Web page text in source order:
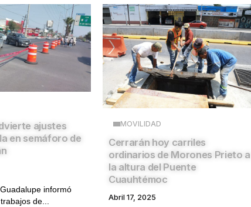
ajustes
en semáforo de
informó
de...
MOVILIDAD
Cerrarán hoy carriles
ordinarios de Morones Prieto a
la altura del Puente
Cuauhtémoc
Abril 17, 2025